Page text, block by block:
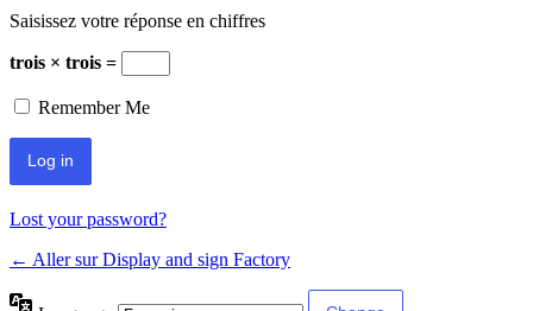
Saisissez votre réponse en chiffres
trois × trois =
Remember Me
Lost your password?
← Aller sur Display and sign Factory